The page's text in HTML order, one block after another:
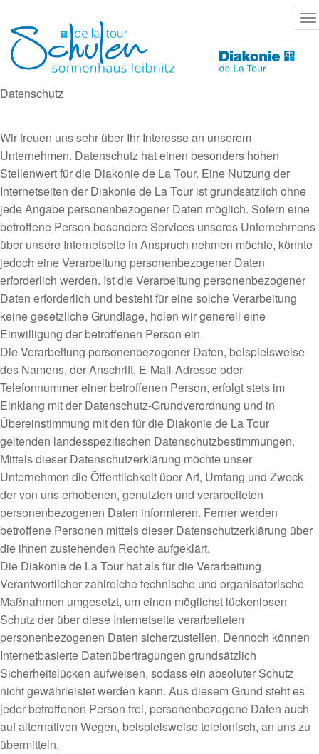
zum
Inhalt
Datenschutz
Wir freuen uns sehr über Ihr Interesse an unserem
Unternehmen. Datenschutz hat einen besonders hohen
Stellenwert für die Diakonie de La Tour. Eine Nutzung der
Internetseiten der Diakonie de La Tour ist grundsätzlich ohne
jede Angabe personenbezogener Daten möglich. Sofern eine
betroffene Person besondere Services unseres Unternehmens
über unsere Internetseite in Anspruch nehmen möchte, könnte
jedoch eine Verarbeitung personenbezogener Daten
erforderlich werden. Ist die Verarbeitung personenbezogener
Daten erforderlich und besteht für eine solche Verarbeitung
keine gesetzliche Grundlage, holen wir generell eine
Einwilligung der betroffenen Person ein.
Die Verarbeitung personenbezogener Daten, beispielsweise
des Namens, der Anschrift, E-Mail-Adresse oder
Telefonnummer einer betroffenen Person, erfolgt stets im
Einklang mit der Datenschutz-Grundverordnung und in
Übereinstimmung mit den für die Diakonie de La Tour
geltenden landesspezifischen Datenschutzbestimmungen.
Mittels dieser Datenschutzerklärung möchte unser
Unternehmen die Öffentlichkeit über Art, Umfang und Zweck
der von uns erhobenen, genutzten und verarbeiteten
personenbezogenen Daten informieren. Ferner werden
betroffene Personen mittels dieser Datenschutzerklärung über
die ihnen zustehenden Rechte aufgeklärt.
Die Diakonie de La Tour hat als für die Verarbeitung
Verantwortlicher zahlreiche technische und organisatorische
Maßnahmen umgesetzt, um einen möglichst lückenlosen
Schutz der über diese Internetseite verarbeiteten
personenbezogenen Daten sicherzustellen. Dennoch können
Internetbasierte Datenübertragungen grundsätzlich
Sicherheitslücken aufweisen, sodass ein absoluter Schutz
nicht gewährleistet werden kann. Aus diesem Grund steht es
jeder betroffenen Person frei, personenbezogene Daten auch
auf alternativen Wegen, beispielsweise telefonisch, an uns zu
übermitteln.